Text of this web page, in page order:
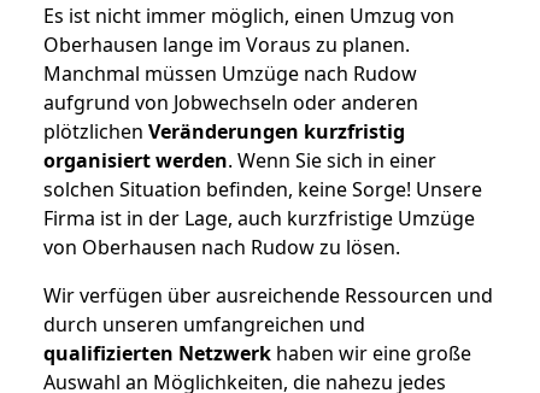
Es ist nicht immer möglich, einen Umzug von
Oberhausen lange im Voraus zu planen.
Manchmal müssen Umzüge nach Rudow
aufgrund von Jobwechseln oder anderen
plötzlichen Veränderungen kurzfristig
organisiert werden. Wenn Sie sich in einer
solchen Situation befinden, keine Sorge! Unsere
Firma ist in der Lage, auch kurzfristige Umzüge
von Oberhausen nach Rudow zu lösen.
Wir verfügen über ausreichende Ressourcen und
durch unseren umfangreichen und
qualifizierten Netzwerk haben wir eine große
Auswahl an Möglichkeiten, die nahezu jedes